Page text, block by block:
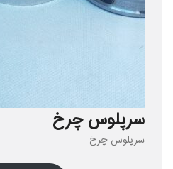
سرپلوس چرخ
سرپلوس چرخ